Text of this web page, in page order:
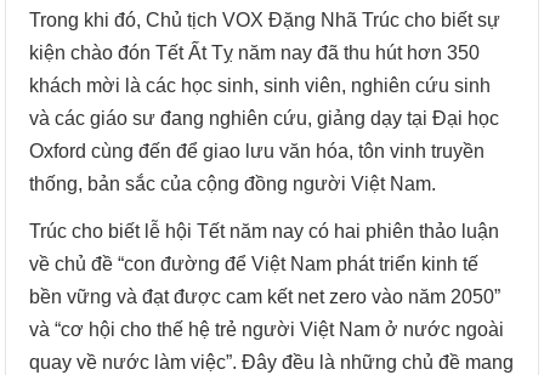
Trong khi đó, Chủ tịch VOX Đặng Nhã Trúc cho biết sự
kiện chào đón Tết Ất Tỵ năm nay đã thu hút hơn 350
khách mời là các học sinh, sinh viên, nghiên cứu sinh
và các giáo sư đang nghiên cứu, giảng dạy tại Đại học
Oxford cùng đến để giao lưu văn hóa, tôn vinh truyền
thống, bản sắc của cộng đồng người Việt Nam.
Trúc cho biết lễ hội Tết năm nay có hai phiên thảo luận
về chủ đề “con đường để Việt Nam phát triển kinh tế
bền vững và đạt được cam kết net zero vào năm 2050”
và “cơ hội cho thế hệ trẻ người Việt Nam ở nước ngoài
quay về nước làm việc”. Đây đều là những chủ đề mang